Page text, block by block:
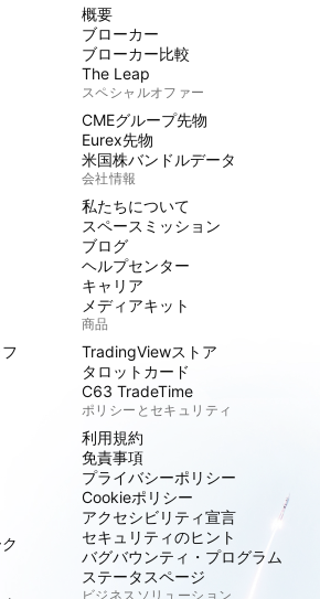
概要
ブローカー
ブローカー比較
The Leap
スペシャルオファー
CMEグループ先物
Eurex先物
米国株バンドルデータ
会社情報
私たちについて
スペースミッション
ブログ
ヘルプセンター
キャリア
メディアキット
商品
TradingViewストア
タロットカード
C63 TradeTime
ポリシーとセキュリティ
利用規約
免責事項
プライバシーポリシー
Cookieポリシー
アクセシビリティ宣言
セキュリティのヒント
バグバウンティ・プログラム
ステータスページ
ビジネスソリューション